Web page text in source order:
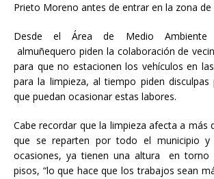
Prieto Moreno antes de entrar en la zona de
Desde el Área de Medio Ambiente
almuñequero piden la colaboración de
para que no estacionen los vehículos en
para la limpieza, al tiempo piden
que puedan ocasionar estas labores.
Cabe recordar que la limpieza afecta a más
que se reparten por todo el municipio y
ocasiones, ya tienen una altura en torno
pisos, “lo que hace que los trabajos sean